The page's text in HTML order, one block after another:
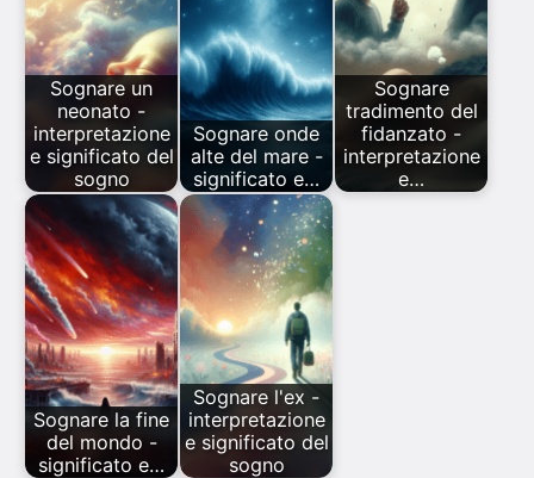
Sognare un
neonato -
interpretazione
e significato del
sogno
Sognare onde
alte del mare -
significato e…
Sognare
tradimento del
fidanzato -
interpretazione
e…
Sognare la fine
del mondo -
significato e…
Sognare l'ex -
interpretazione
e significato del
sogno